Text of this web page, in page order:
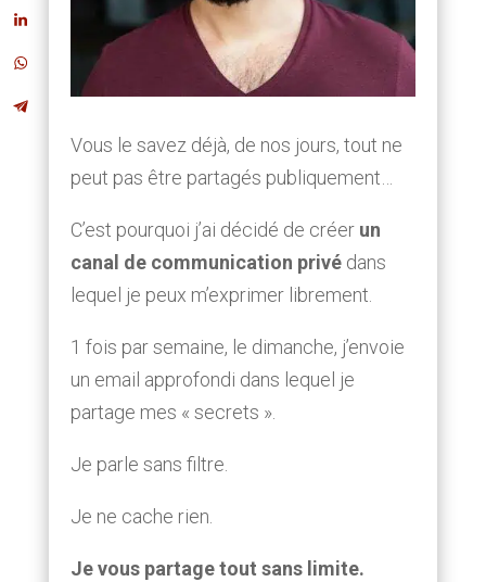
Vous le savez déjà, de nos jours, tout ne
peut pas être partagés publiquement…
C’est pourquoi j’ai décidé de créer un
canal de communication privé dans
lequel je peux m’exprimer librement.
1 fois par semaine, le dimanche, j’envoie
un email approfondi dans lequel je
partage mes « secrets ».
Je parle sans filtre.
Je ne cache rien.
Je vous partage tout sans limite.